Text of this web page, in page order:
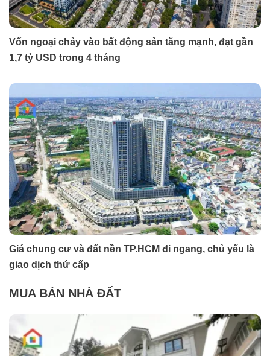
Vốn ngoại chảy vào bất động sản tăng mạnh, đạt gần
1,7 tỷ USD trong 4 tháng
Giá chung cư và đất nền TP.HCM đi ngang, chủ yếu là
giao dịch thứ cấp
MUA BÁN NHÀ ĐẤT